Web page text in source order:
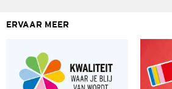
ERVAAR MEER